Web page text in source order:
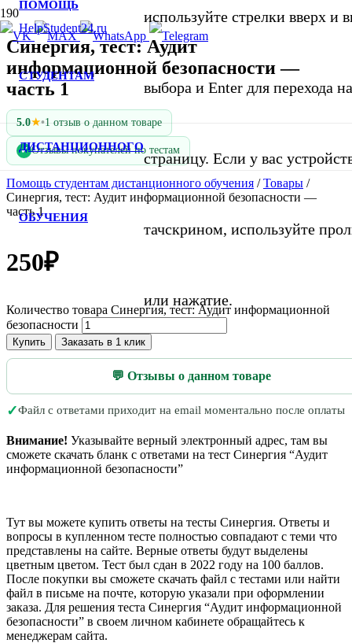
ПОМОЩЬ
СТУДЕНТАМ
ДИСТАНЦИОННОГО
ОБУЧЕНИЯ
используйте стрелки вверх и
выбора и Enter для перехода
страницу. Если у вас
тачскрином, используйте
или нажатие.
Синергия, тест: Аудит
информационной безопасности —
часть 1
5.0★•1 отзыв о данном товаре
✓ Отзывы покупателей по тестам
Помощь студентам дистанционного обучения /Товары /
Синергия, тест: Аудит информационной безопасности —
часть 1
250₽
Количество товара Синергия, тест: Аудит информационной
безопасности
Купить Заказать в 1 клик
💬 Отзывы о данном товаре
✓Файл с ответами приходит на email моментально после оплаты
Внимание! Указывайте верный электронный адрес, там вы
сможете скачать бланк с ответами на тест Синергия “Аудит
информационной безопасности”
Тут вы можете купить ответы на тесты Синергия. Ответы и
вопросы в купленном тесте полностью совпадают с теми что
представлены на сайте. Верные ответы будут выделены
цветным цветом. Тест был сдан в 2022 году на 100 баллов.
После покупки вы сможете скачать файл с тестами или найти
файл в письме на почте, которую указали при оформлении
заказа. Для решения теста Синергия “Аудит информационной
безопасности” в своем личном кабинете обращайтесь к
менеджерам сайта.